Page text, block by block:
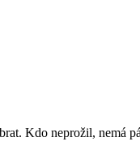
Kdo neprožil, nemá